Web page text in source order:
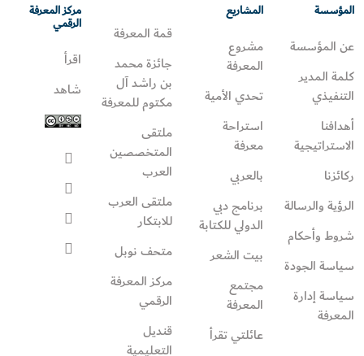
المؤسسة
عن المؤسسة
كلمة المدير
التنفيذي
أهدافنا
الاستراتيجية
ركائزنا
الرؤية والرسالة
شروط وأحكام
سياسة الجودة
سياسة إدارة
المعرفة
المشاريع
مشروع
المعرفة
تحدي الأمية
استراحة
معرفة
بالعربي
برنامج دبي
الدولي للكتابة
بيت الشعر
مجتمع
المعرفة
عائلتي تقرأ‎
قمة المعرفة
جائزة محمد
بن راشد آل
مكتوم للمعرفة
ملتقى
المتخصصين
العرب
ملتقى العرب
للابتكار
متحف نوبل
مركز المعرفة
الرقمي
قنديل
التعليمية
مركز المعرفة
الرقمي
اقرأ
شاهد